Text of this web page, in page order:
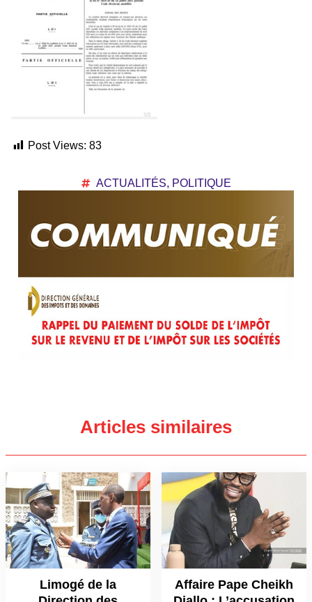
Post Views: 83
ACTUALITÉS, POLITIQUE
Articles similaires
Limogé de la
Affaire Pape Cheikh